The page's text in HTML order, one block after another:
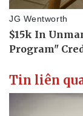
Tin liên